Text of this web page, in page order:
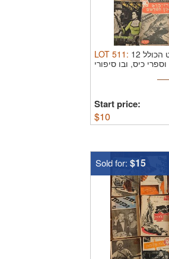
LOT 511 : לוט הכולל 12
Start price:
$10
Sold for: $15